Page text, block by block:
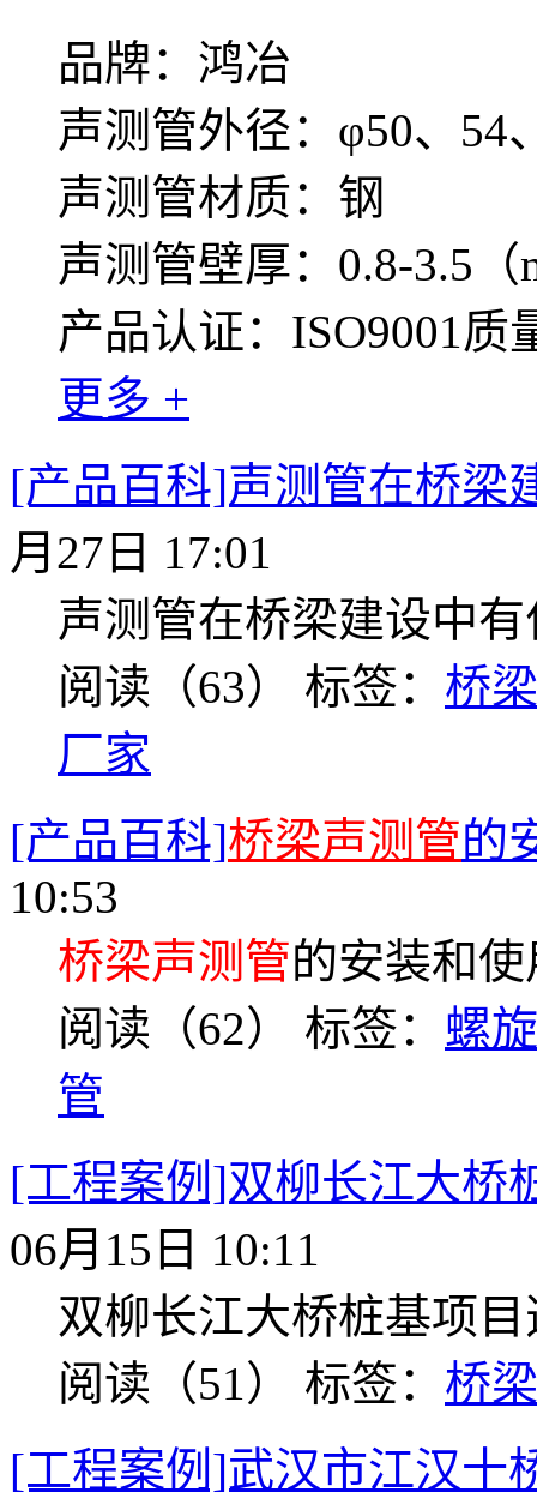
品牌：鸿冶
声测管外径：φ50、54
声测管材质：钢
声测管壁厚：0.8-3.5（
产品认证：ISO9001质
更多 +
[产品百科]声测管在桥梁
月27日 17:01
声测管在桥梁建设中
阅读（63） 标签： 桥
厂家
[产品百科]桥梁声测管的
10:53
桥梁声测管的安装和使
阅读（62） 标签： 螺
管
[工程案例]双柳长江大桥
06月15日 10:11
双柳长江大桥桩基项
阅读（51） 标签： 桥
[工程案例]武汉市江汉十